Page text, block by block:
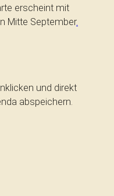
erscheint mit
Mitte September.
und direkt
abspeichern.